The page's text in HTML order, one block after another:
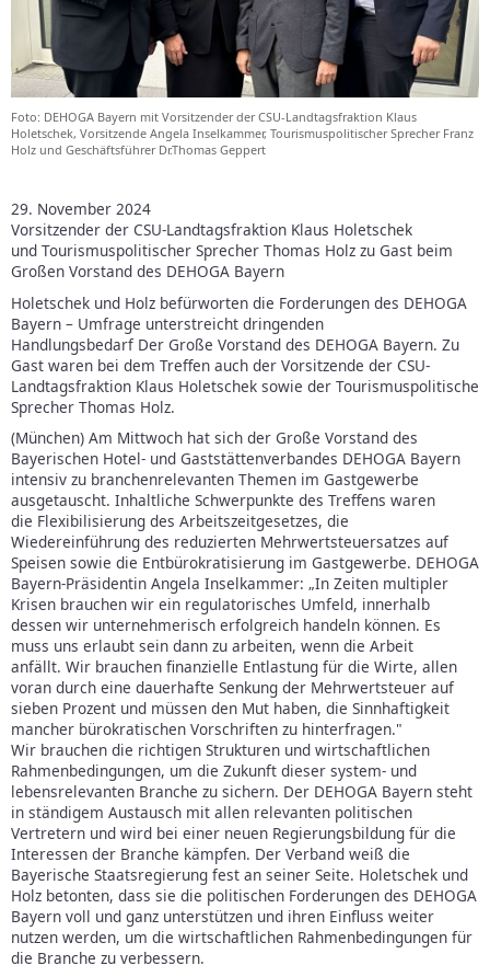
Foto: DEHOGA Bayern mit Vorsitzender der CSU-Landtagsfraktion Klaus
Holetschek, Vorsitzende Angela Inselkammer, Tourismuspolitischer Sprecher Franz
Holz und Geschäftsführer Dr.Thomas Geppert
29. November 2024
Vorsitzender der CSU-Landtagsfraktion Klaus Holetschek
und Tourismuspolitischer Sprecher Thomas Holz zu Gast beim
Großen Vorstand des DEHOGA Bayern
Holetschek und Holz befürworten die Forderungen des DEHOGA
Bayern – Umfrage unterstreicht dringenden
Handlungsbedarf Der Große Vorstand des DEHOGA Bayern. Zu
Gast waren bei dem Treffen auch der Vorsitzende der CSU-
Landtagsfraktion Klaus Holetschek sowie der Tourismuspolitische
Sprecher Thomas Holz.
(München) Am Mittwoch hat sich der Große Vorstand des
Bayerischen Hotel- und Gaststättenverbandes DEHOGA Bayern
intensiv zu branchenrelevanten Themen im Gastgewerbe
ausgetauscht. Inhaltliche Schwerpunkte des Treffens waren
die Flexibilisierung des Arbeitszeitgesetzes, die
Wiedereinführung des reduzierten Mehrwertsteuersatzes auf
Speisen sowie die Entbürokratisierung im Gastgewerbe. DEHOGA
Bayern-Präsidentin Angela Inselkammer: „In Zeiten multipler
Krisen brauchen wir ein regulatorisches Umfeld, innerhalb
dessen wir unternehmerisch erfolgreich handeln können. Es
muss uns erlaubt sein dann zu arbeiten, wenn die Arbeit
anfällt. Wir brauchen finanzielle Entlastung für die Wirte, allen
voran durch eine dauerhafte Senkung der Mehrwertsteuer auf
sieben Prozent und müssen den Mut haben, die Sinnhaftigkeit
mancher bürokratischen Vorschriften zu hinterfragen."
Wir brauchen die richtigen Strukturen und wirtschaftlichen
Rahmenbedingungen, um die Zukunft dieser system- und
lebensrelevanten Branche zu sichern. Der DEHOGA Bayern steht
in ständigem Austausch mit allen relevanten politischen
Vertretern und wird bei einer neuen Regierungsbildung für die
Interessen der Branche kämpfen. Der Verband weiß die
Bayerische Staatsregierung fest an seiner Seite. Holetschek und
Holz betonten, dass sie die politischen Forderungen des DEHOGA
Bayern voll und ganz unterstützen und ihren Einfluss weiter
nutzen werden, um die wirtschaftlichen Rahmenbedingungen für
die Branche zu verbessern.